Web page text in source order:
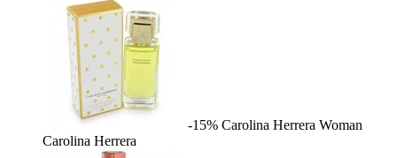
-15% Carolina Herrera Woman
Carolina Herrera